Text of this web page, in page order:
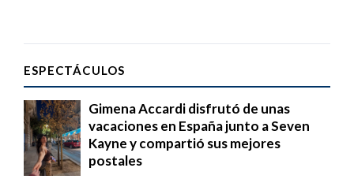
ESPECTÁCULOS
Gimena Accardi disfrutó de unas
vacaciones en España junto a Seven
Kayne y compartió sus mejores
postales